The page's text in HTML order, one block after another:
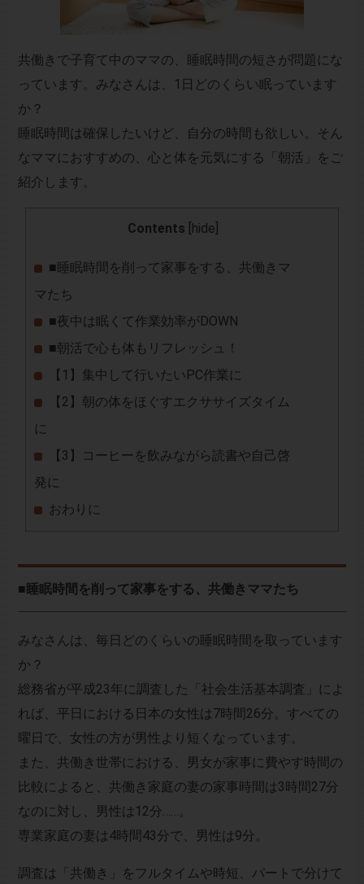
共働きで子育て中のママの、睡眠時間の短さが問題にな
っています。みなさんは、1日どのくらい眠っています
か？
睡眠時間は確保したいけど、自分の時間も欲しい。そん
なママにおすすめの、心と体を元気にする「朝活」をご
紹介します。
Contents hide
■睡眠時間を削って家事をする、共働きマ
マたち
■夜中は眠くて作業効率がDOWN
■朝活で心も体もリフレッシュ！
【1】集中して行いたいPC作業に
【2】朝の体をほぐすエクササイズタイム
に
【3】コーヒーを飲みながら読書や自己啓
発に
おわりに
■睡眠時間を削って家事をする、共働きママたち
みなさんは、毎日どのくらいの睡眠時間を取っています
か？
総務省が平成23年に調査した「社会生活基本調査」によ
れば、平日における日本の女性は7時間26分。すべての
曜日で、女性の方が男性より短くなっています。
また、共働き世帯における、男女が家事に費やす時間の
比較によると、共働き家庭の妻の家事時間は3時間27分
なのに対し、男性は12分……。
専業家庭の妻は4時間43分で、男性は9分。
調査は「共働き」をフルタイムや時短、パートで分けて